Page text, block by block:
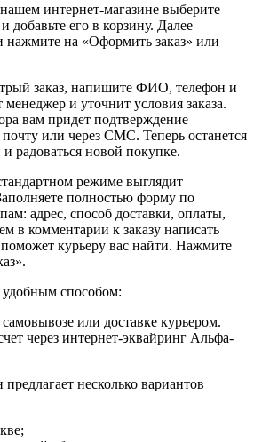
интернет-магазине выберите
добавьте его в корзину. Далее
нажмите на «Оформить заказ» или
заказ, напишите ФИО, телефон и
и уточнит условия заказа.
вам придет подтверждение
или через СМС. Теперь останется
радоваться новой покупке.
режиме выглядит
полностью форму по
адрес, способ доставки, оплаты,
в комментарии к заказу написать
курьеру вас найти. Нажмите
способом:
или доставке курьером.
через интернет-эквайринг Альфа-
несколько вариантов